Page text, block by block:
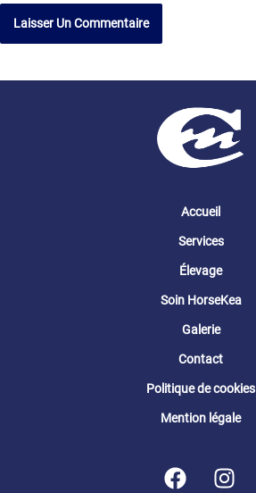
Accueil
Services
Élevage
Soin HorseKea
Galerie
Contact
Politique de cookies
Mention légale